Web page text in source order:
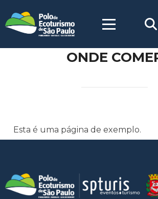
ONDE
Esta é uma página de exemplo.